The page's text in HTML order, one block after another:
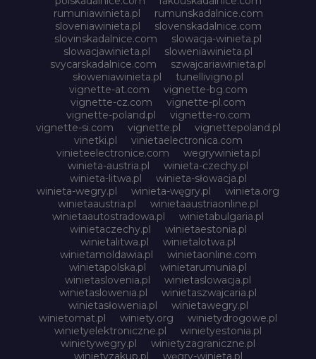
rumuniawinieta.pl
rumunskadalnice.com
sloveniawinieta.pl
slovenskadalnice.com
slovinskadalnice.com
slowacja-winieta.pl
slowacjawinieta.pl
sloweniawinieta.pl
svycarskadalnice.com
szwajcariawinieta.pl
słoweniawinieta.pl
tunellivigno.pl
vignette-at.com
vignette-bg.com
vignette-cz.com
vignette-pl.com
vignette-poland.pl
vignette-ro.com
vignette-si.com
vignette.pl
vignettepoland.pl
vinetki.pl
vinietaelectronica.com
vinieteelectronice.com
wegrywinieta.pl
winieta-austria.pl
winieta-czechy.pl
winieta-litwa.pl
winieta-słowacja.pl
winieta-wegry.pl
winieta-węgry.pl
winieta.org
winietaaustria.pl
winietaaustriaonline.pl
winietaautostradowa.pl
winietabulgaria.pl
winietaczechy.pl
winietaestonia.pl
winietalitwa.pl
winietalotwa.pl
winietamoldawia.pl
winietaonline.com
winietapolska.pl
winietarumunia.pl
winietaslovenia.pl
winietaslowacja.pl
winietaslowenia.pl
winietaszwajcaria.pl
winietasłowenia.pl
winietawegry.pl
winietomat.pl
winiety.org
winietydrogowe.pl
winietyelektroniczne.pl
winietyestonia.pl
winietywegry.pl
winietyzagraniczne.pl
winietyzakup.pl
węgry-winieta.pl